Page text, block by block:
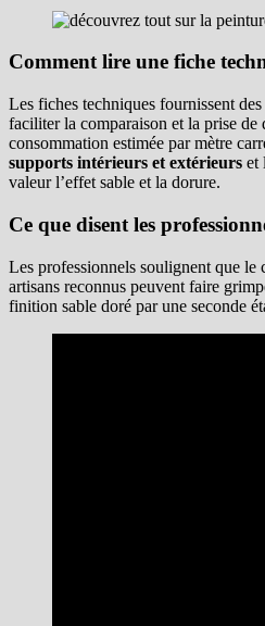
Comment lire une fiche
Les fiches techniques fournissent
faciliter la comparaison et la prise
consommation estimée par mètre
supports intérieurs et extérieurs et
valeur l’effet sable et la dorure.
Ce que disent les
Les professionnels soulignent que le
artisans reconnus peuvent faire
finition sable doré par une seconde